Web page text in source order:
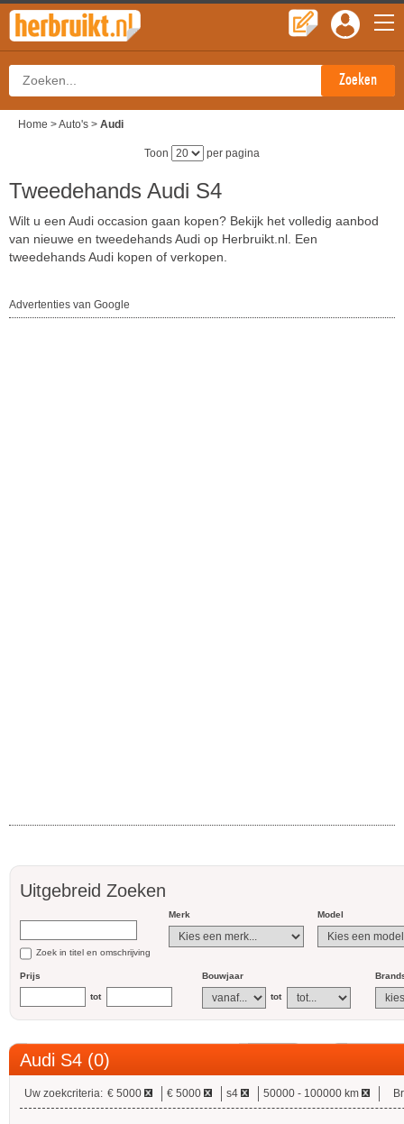
Home >Auto's > Audi
Toon per pagina
Tweedehands Audi S4
Wilt u een Audi occasion gaan kopen? Bekijk het volledig aanbod
van nieuwe en tweedehands Audi op Herbruikt.nl. Een
tweedehands Audi kopen of verkopen.
Advertenties van Google
Uitgebreid Zoeken
Zoek in titel en omschrijving
Merk Model
Prijs
tot
Bouwjaar
tot
Audi S4 (0)
Uw zoekcriteria: € 5000 € 5000 s4 50000 - 100000 km